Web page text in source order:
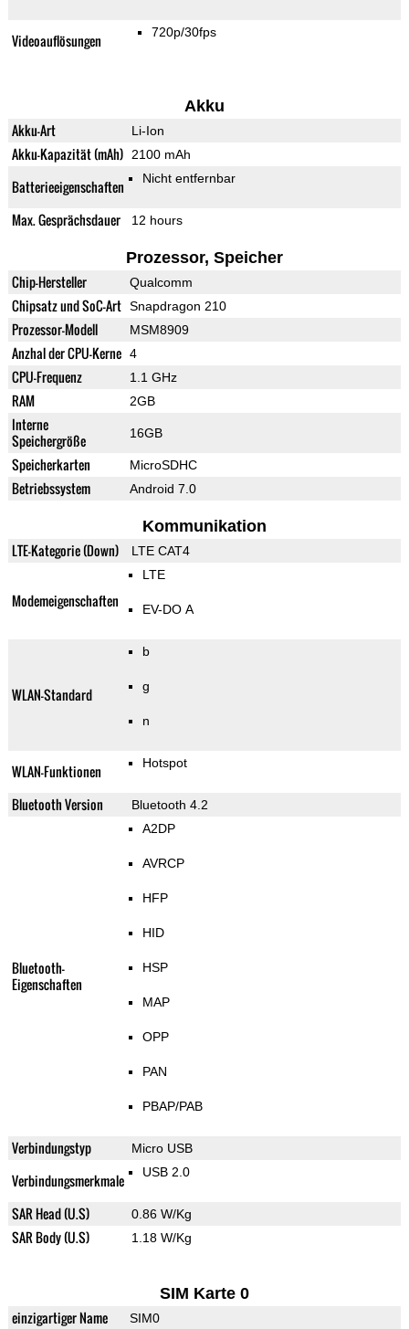
Videoauflösungen 720p/30fps
Akku
Akku-Art Li-Ion
Akku-Kapazität (mAh) 2100 mAh
Batterieeigenschaften Nicht entfernbar
Max. Gesprächsdauer 12 hours
Prozessor, Speicher
Chip-Hersteller Qualcomm
Chipsatz und SoC-Art Snapdragon 210
Prozessor-Modell MSM8909
Anzhal der CPU-Kerne 4
CPU-Frequenz 1.1 GHz
RAM 2GB
Interne
Speichergröße
16GB
Speicherkarten MicroSDHC
Betriebssystem Android 7.0
Kommunikation
LTE-Kategorie (Down) LTE CAT4
Modemeigenschaften
LTE
EV-DO A
WLAN-Standard
b
g
n
WLAN-Funktionen Hotspot
Bluetooth Version Bluetooth 4.2
Bluetooth-
Eigenschaften
A2DP
AVRCP
HFP
HID
HSP
MAP
OPP
PAN
PBAP/PAB
Verbindungstyp Micro USB
Verbindungsmerkmale USB 2.0
SAR Head (U.S) 0.86 W/Kg
SAR Body (U.S) 1.18 W/Kg
SIM Karte 0
einzigartiger Name SIM0